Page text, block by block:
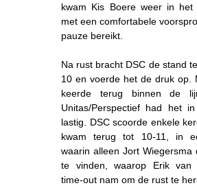
kwam Kis Boere weer in het
met een comfortabele
pauze bereikt.
Na rust bracht DSC de stand
10 en voerde het de druk op.
keerde terug binnen de
Unitas/Perspectief had het
lastig. DSC scoorde enkele
kwam terug tot 10-11, in
waarin alleen Jort Wiegersma
te vinden, waarop Erik van
time-out nam om de rust te